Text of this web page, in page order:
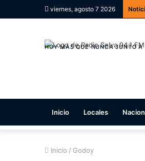
viernes, agosto 7 2026
Inicio Locales
Inicio / Godoy